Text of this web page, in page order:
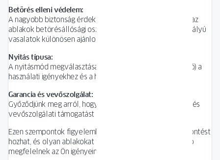
Betörés elleni védelem:
A nagyobb biztonság érdekében figyelmet kell fordítani az
ablakok betörésállósági osztályára is. Az RC1 és RC2 osztályú
vasalatok különösen ajánlottak .
Nyitás típusa:
A nyitásmód megválasztása (pl. oldalsó nyitás, bukó-nyíló) a
használati igényekhez és a hely adottságaihoz igazodik.
Garancia és vevőszolgálat:
Győződjünk meg arról, hogy a gyártó megfelelő jótállást és
vevőszolgálati támogatást kínál a termékekhez.
Ezen szempontok figyelembevételével megalapozott döntést
hozhat, és olyan ablakokat választhat, amelyek leginkább
megfelelnek az Ön igényeinek és elvárásainak.